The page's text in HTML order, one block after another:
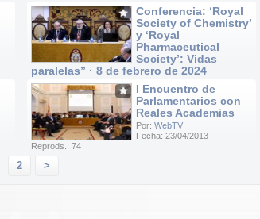
Por:WebTV
Fecha: 20/02/2024
Reprods.: 52
Conferencia: ‘Royal
Society of Chemistry’
y ‘Royal
Pharmaceutical
Society’: Vidas
paralelas” · 8 de febrero de 2024
Por:WebTV
Fecha: 08/02/2024
Reprods.: 20
I Encuentro de
Parlamentarios con
Reales Academias
Por: WebTV
Fecha: 23/04/2013
Reprods.: 74
2 >